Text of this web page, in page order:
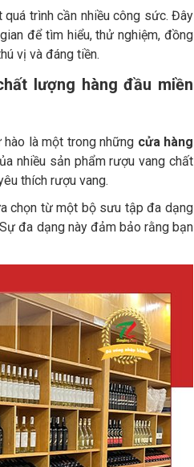
trình cần nhiều công sức. Đây
để tìm hiểu, thử nghiệm, đồng
vị và đáng tiền.
lượng hàng đầu miền
là một trong những cửa hàng
nhiều sản phẩm rượu vang chất
thích rượu vang.
chọn từ một bộ sưu tập đa dạng
đa dạng này đảm bảo rằng bạn